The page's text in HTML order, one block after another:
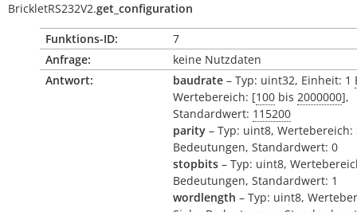
BrickletRS232V2.get_configuration
Funktions-ID:
7
Anfrage:
keine Nutzdaten
Antwort:
baudrate – Typ: uint32, Einheit: 1
Wertebereich: [100 bis 2000000],
Standardwert: 115200
parity – Typ: uint8, Wertebereich:
Bedeutungen, Standardwert: 0
stopbits – Typ: uint8,
Bedeutungen, Standardwert: 1
wordlength – Typ: uint8,